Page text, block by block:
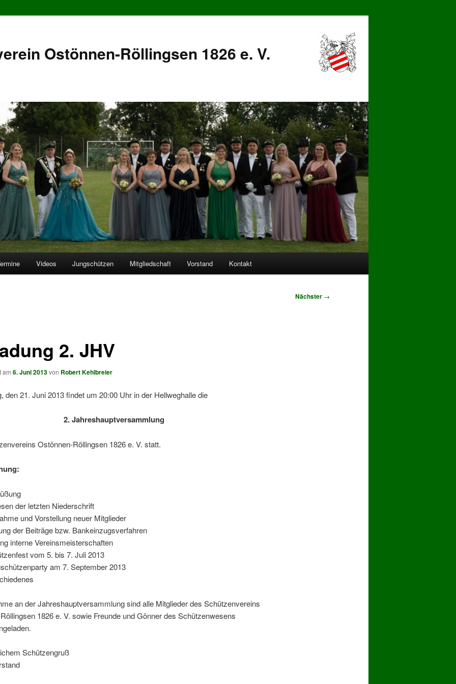
Ostönnen-Röllingsen 1826 e. V.
Videos Jungschützen Mitgliedschaft Vorstand Kontakt
Nächster →
2. JHV
am 6. Juni 2013von Robert Kehlbreier
den 21. Juni 2013 findet um 20:00 Uhr in der Hellweghalle die
2. Jahreshauptversammlung
Ostönnen-Röllingsen 1826 e. V. statt.
der letzten Niederschrift
und Vorstellung neuer Mitglieder
der Beiträge bzw. Bankeinzugsverfahren
interne Vereinsmeisterschaften
vom 5. bis 7. Juli 2013
am 7. September 2013
an der Jahreshauptversammlung sind alle Mitglieder des Schützenvereins
1826 e. V. sowie Freunde und Gönner des Schützenwesens
Schützengruß